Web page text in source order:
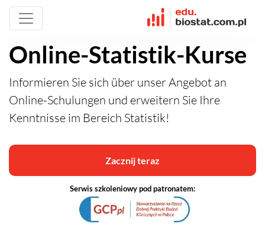
Online-Statistik-Kurse
Informieren Sie sich über unser Angebot an
Online-Schulungen und erweitern Sie Ihre
Kenntnisse im Bereich Statistik!
Zacznij teraz
Serwis szkoleniowy pod patronatem: